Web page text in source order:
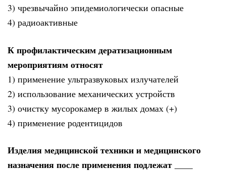
3) чрезвычайно эпидемиологически опасные
4) радиоактивные
К профилактическим дератизационным
мероприятиям относят
1) применение ультразвуковых излучателей
2) использование механических устройств
3) очистку мусорокамер в жилых домах (+)
4) применение родентицидов
Изделия медицинской техники и медицинского
назначения после применения подлежат ____